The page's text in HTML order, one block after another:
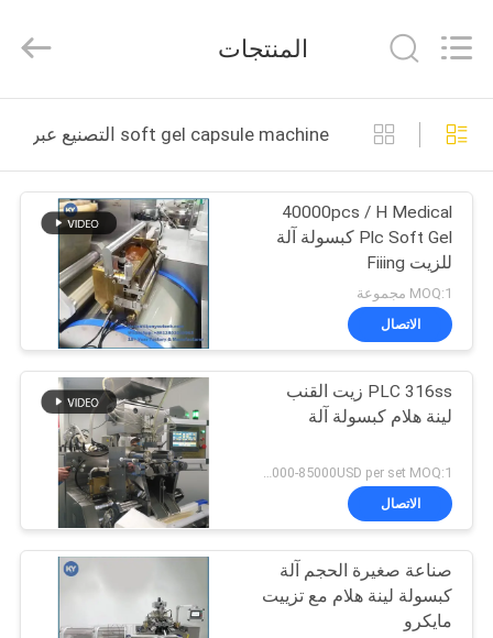
بيت
المنتجات
فيديوهات
معلومات
عنا
جولة
المصنع
مراقبة
الجودة
Pharmatech
Co.,LTD..
Reserved.
المنتجات
soft gel capsule machine التصنيع عبر الإنترنت
40000pcs / H Medical
Plc Soft Gel كبسولة آلة
للزيت Fiiing
MOQ:1 مجموعة
الاتصال
PLC 316ss زيت القنب
لينة هلام كبسولة آلة
الاتصال
صناعة صغيرة الحجم آلة
كبسولة لينة هلام مع تزييت
مايكرو